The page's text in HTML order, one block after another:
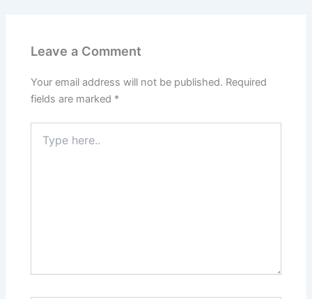
Leave a Comment
Your email address will not be published. Required
fields are marked *
here..